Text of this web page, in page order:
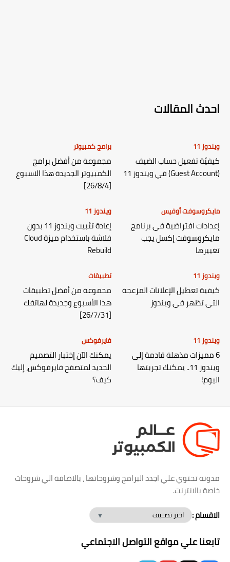
احدث المقالات
ويندوز 11
كيفيّة تفعيل حساب الضيف
(Guest Account) في ويندوز 11
برامج كمبيوتر
مجموعة من أفضل برامج
الكمبيوتر الجديدة هذا الاسبوع
[26/8/4]
مايكروسوفت أوفيس
إعدادات افتراضية في برنامج
مايكروسوفت إكسل يجب
تغييرها
ويندوز 11
إعادة تثبيت ويندوز 11 بدون
فلاشة باستخدام ميزة Cloud
Rebuild
ويندوز 11
كيفية تعطيل الإعلانات المزعجة
التي تظهر في ويندوز
تطبيقات
مجموعة من أفضل تطبيقات
هذا الأسبوع وجديدة لهاتفك
[26/7/31]
ويندوز 11
6 مميزات مذهلة قادمة إلى
ويندوز 11.. يمكنك تجربتها
اليوم!
فايرفوكس
يمكنك الآن إختبار التصميم
الجديد لمتصفح فايرفوكس، إليك
كيف؟
مدونة تحتوي علي اجدد البرامج وشروحاتها ، بالاضافة الي شروحات
خاصة بالانترنت.
الاقسام :
تابعنا علي مواقع التواصل الاجتماعي